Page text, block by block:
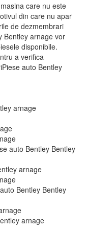
care nu este
din care nu apar
de dezmembrari
Bentley arnage vor
disponibile.
a verifica
auto Bentley
arnage
auto Bentley Bentley
arnage
Bentley Bentley
arnage